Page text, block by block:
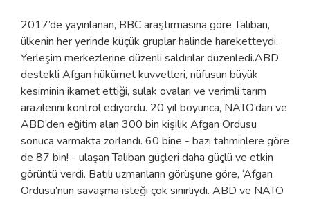
2017’de yayınlanan, BBC araştırmasına göre Taliban,
ülkenin her yerinde küçük gruplar halinde hareketteydi.
Yerleşim merkezlerine düzenli saldırılar düzenledi.ABD
destekli Afgan hükümet kuvvetleri, nüfusun büyük
kesiminin ikamet ettiği, sulak ovaları ve verimli tarım
arazilerini kontrol ediyordu. 20 yıl boyunca, NATO’dan ve
ABD’den eğitim alan 300 bin kişilik Afgan Ordusu
sonuca varmakta zorlandı. 60 bine - bazı tahminlere göre
de 87 bin! - ulaşan Taliban güçleri daha güçlü ve etkin
görüntü verdi. Batılı uzmanların görüşüne göre, ‘Afgan
Ordusu’nun savaşma isteği çok sınırlıydı. ABD ve NATO